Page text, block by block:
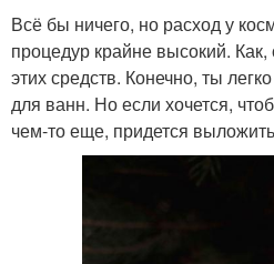
Всё бы ничего, но расход у
процедур крайне высокий.
этих средств. Конечно, ты
для ванн. Но если хочется,
чем-то еще, придется